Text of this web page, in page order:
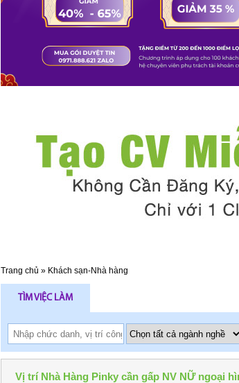
Trang chủ » Khách sạn-Nhà hàng
TÌM VIỆC LÀM
Vị trí Nhà Hàng Pinky cần gấp NV NỮ ngoại